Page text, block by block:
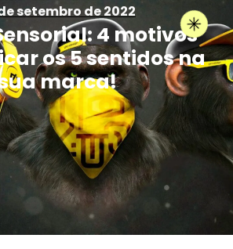
setembro de 2022
4 motivos
os 5 sentidos na
marca!